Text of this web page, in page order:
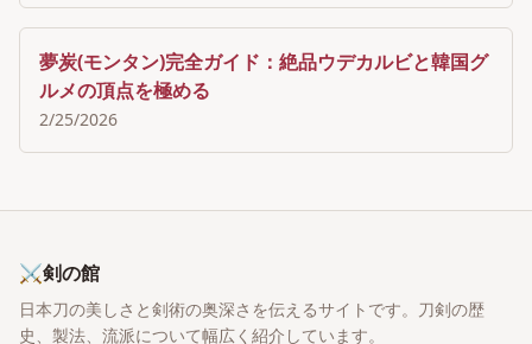
夢炭(モンタン)完全ガイド：絶品ウデカルビと韓国グ
ルメの頂点を極める
2/25/2026
⚔剣の館
日本刀の美しさと剣術の奥深さを伝えるサイトです。刀剣の歴
史、製法、流派について幅広く紹介しています。